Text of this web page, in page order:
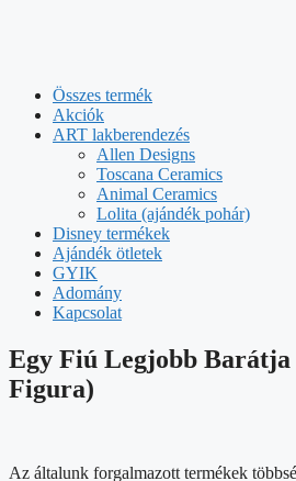
Összes termék
Akciók
ART lakberendezés
Allen Designs
Toscana Ceramics
Animal Ceramics
Lolita (ajándék pohár)
Disney termékek
Ajándék ötletek
GYIK
Adomány
Kapcsolat
Egy Fiú Legjobb
Figura)
Az általunk forgalmazott termékek